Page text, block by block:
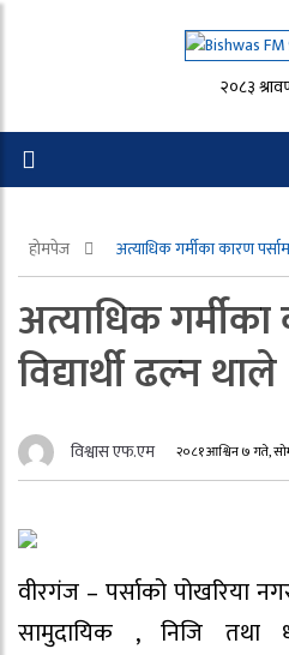
२०८३
होमपेज अत्याधिक गर्मीका कारण
अत्याधिक गर्मीका
विद्यार्थी ढल्न थाले
विश्वास एफ.एम २०८१ आश्विन ७ गते,
वीरगंज – पर्साको पोखरिया
सामुदायिक , निजि तथा